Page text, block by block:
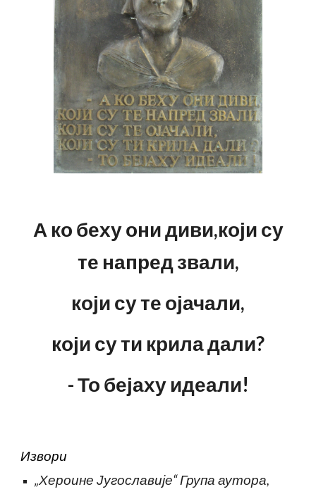
А ко беху они диви,који су
те напред звали,
који су те ојачали,
који су ти крила дали?
- То бејаху идеали!
Извори
„Хероине Југославије“ Група аутора,